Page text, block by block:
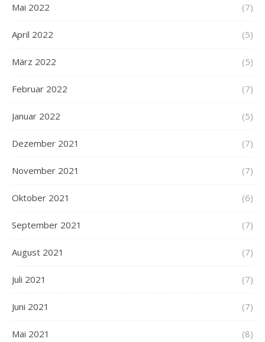
Mai 2022 (7)
April 2022 (5)
März 2022 (5)
Februar 2022 (7)
Januar 2022 (5)
Dezember 2021 (7)
November 2021 (7)
Oktober 2021 (6)
September 2021 (7)
August 2021 (7)
Juli 2021 (7)
Juni 2021 (7)
Mai 2021 (8)